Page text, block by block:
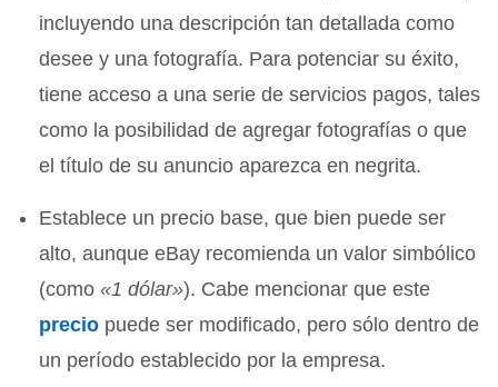
incluyendo una descripción tan detallada como
desee y una fotografía. Para potenciar su éxito,
tiene acceso a una serie de servicios pagos, tales
como la posibilidad de agregar fotografías o que
el título de su anuncio aparezca en negrita.
Establece un precio base, que bien puede ser
alto, aunque eBay recomienda un valor simbólico
(como«1 dólar»). Cabe mencionar que este
precio puede ser modificado, pero sólo dentro de
un período establecido por la empresa.